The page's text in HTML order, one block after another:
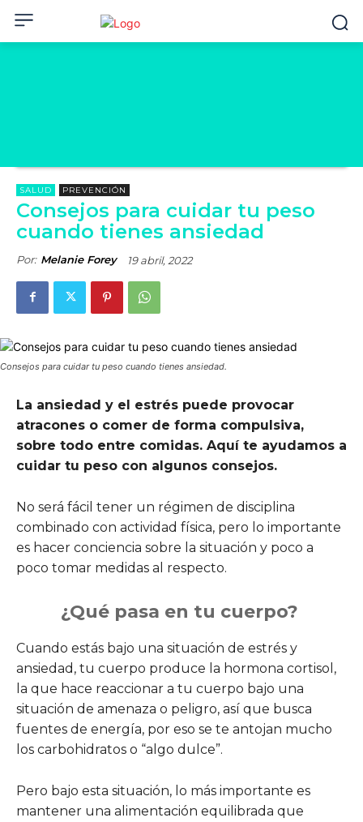
SALUD PREVENCIÓN
Consejos para cuidar tu peso
cuando tienes ansiedad
Por: Melanie Forey 19 abril, 2022
Consejos para cuidar tu peso cuando tienes ansiedad.
La ansiedad y el estrés puede provocar
atracones o comer de forma compulsiva,
sobre todo entre comidas. Aquí te ayudamos a
cuidar tu peso con algunos consejos.
No será fácil tener un régimen de disciplina
combinado con actividad física, pero lo importante
es hacer conciencia sobre la situación y poco a
poco tomar medidas al respecto.
¿Qué pasa en tu cuerpo?
Cuando estás bajo una situación de estrés y
ansiedad, tu cuerpo produce la hormona cortisol,
la que hace reaccionar a tu cuerpo bajo una
situación de amenaza o peligro, así que busca
fuentes de energía, por eso se te antojan mucho
los carbohidratos o “algo dulce”.
Pero bajo esta situación, lo más importante es
mantener una alimentación equilibrada que